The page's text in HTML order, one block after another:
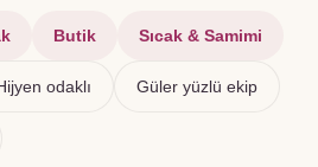
Butik Sıcak & Samimi
odaklı Güler yüzlü ekip